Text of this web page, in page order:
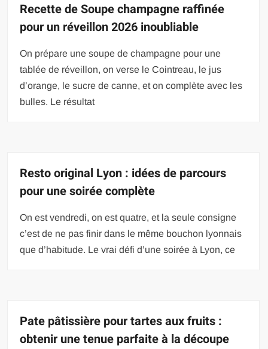
Recette de Soupe champagne raffinée
pour un réveillon 2026 inoubliable
On prépare une soupe de champagne pour une
tablée de réveillon, on verse le Cointreau, le jus
d’orange, le sucre de canne, et on complète avec les
bulles. Le résultat
Resto original Lyon : idées de parcours
pour une soirée complète
On est vendredi, on est quatre, et la seule consigne
c’est de ne pas finir dans le même bouchon lyonnais
que d’habitude. Le vrai défi d’une soirée à Lyon, ce
Pate pâtissière pour tartes aux fruits :
obtenir une tenue parfaite à la découpe